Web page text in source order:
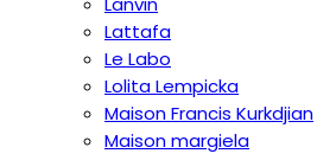
Lattafa
Le Labo
Lolita Lempicka
Maison Francis Kurkdjian
Maison margiela